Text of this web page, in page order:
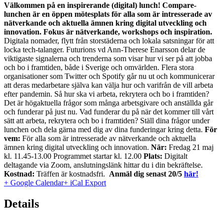
Välkommen på en inspirerande (digital) lunch! Compare-
lunchen är en öppen mötesplats för alla som är intresserade av
nätverkande och aktuella ämnen kring digital utveckling och
innovation. Fokus är nätverkande, workshops och inspiration.
Digitala nomader, flytt från storstäderna och lokala satsningar för att
locka tech-talanger. Futurions vd Ann-Therese Enarsson delar de
viktigaste signalerna och trenderna som visar hur vi ser på att jobba
och bo i framtiden, både i Sverige och omvärlden. Flera stora
organisationer som Twitter och Spotify går nu ut och kommunicerar
att deras medarbetare själva kan välja hur och varifrån de vill arbeta
efter pandemin. Så hur ska vi arbeta, rekrytera och bo i framtiden?
Det är högaktuella frågor som många arbetsgivare och anställda går
och funderar på just nu. Vad funderar du på när det kommer till vårt
sätt att arbeta, rekrytera och bo i framtiden? Ställ dina frågor under
lunchen och dela gärna med dig av dina funderingar kring detta. För
vem: För alla som är intresserade av nätverkande och aktuella
ämnen kring digital utveckling och innovation. När: Fredag 21 maj
kl. 11.45-13.00 Programmet startar kl. 12.00 Plats: Digitalt
deltagande via Zoom, anslutningslänk hittar du i din bekräftelse.
Kostnad: Träffen är kostnadsfri. Anmäl dig senast 20/5 här!
+ Google Calendar+ iCal Export
Details